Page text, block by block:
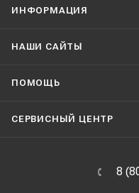
ИНФОРМАЦИЯ
НАШИ CАЙТЫ
ПОМОЩЬ
СЕРВИСНЫЙ ЦЕНТР
8